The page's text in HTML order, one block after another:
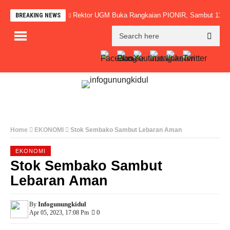
BREAKING NEWS Rektor UGM Buka Rangkaian PIONIR, Sambut
Home EKONOMI Stok Sembako Sambut Lebaran Aman
EKONOMI
Stok Sembako Sambut
Lebaran Aman
By Infogunungkidul
Apr 05, 2023, 17:08 Pm 0